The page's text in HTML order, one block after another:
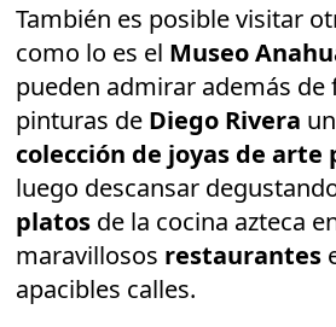
También es posible visitar
como lo es el Museo
pueden admirar además de
pinturas de Diego Rivera
colección de joyas de arte
luego descansar
platos de la cocina azteca
maravillosos restaurantes
apacibles calles.